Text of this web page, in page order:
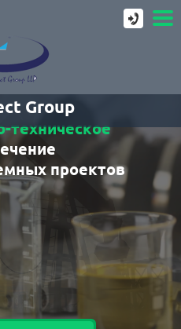
Group
техническое
проектов